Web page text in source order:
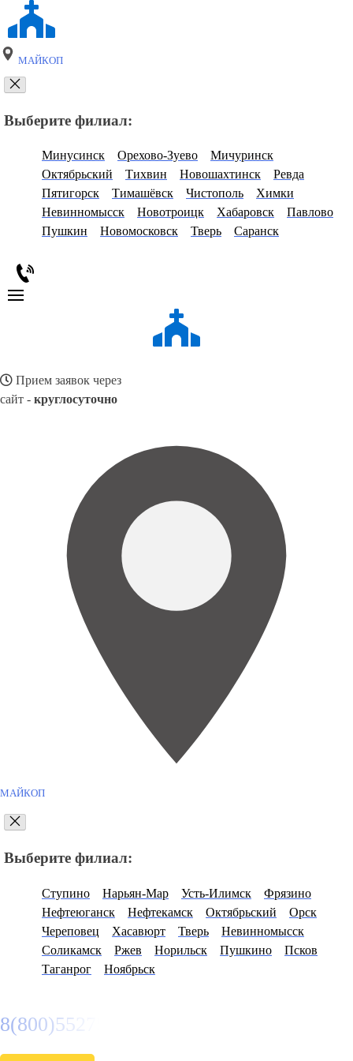
МАЙКОП
Выберите филиал:
Минусинск Орехово-Зуево
Мичуринск
Октябрьский
Тихвин Новошахтинск
Ревда
Пятигорск
Тимашёвск Чистополь
Химки
Невинномысск
Новотроицк Хабаровск
Павлово
Пушкин
Новомосковск Тверь Саранск
Прием заявок через
сайт - круглосуточно
МАЙКОП
Выберите филиал:
Ступино Нарьян-Мар Усть-Илимск
Фрязино
Нефтеюганск
Нефтекамск Октябрьский
Орск
Череповец
Хасавюрт Тверь
Невинномысск
Соликамск
Ржев Норильск Пушкино
Псков
Таганрог
Ноябрьск
8(800)5527584